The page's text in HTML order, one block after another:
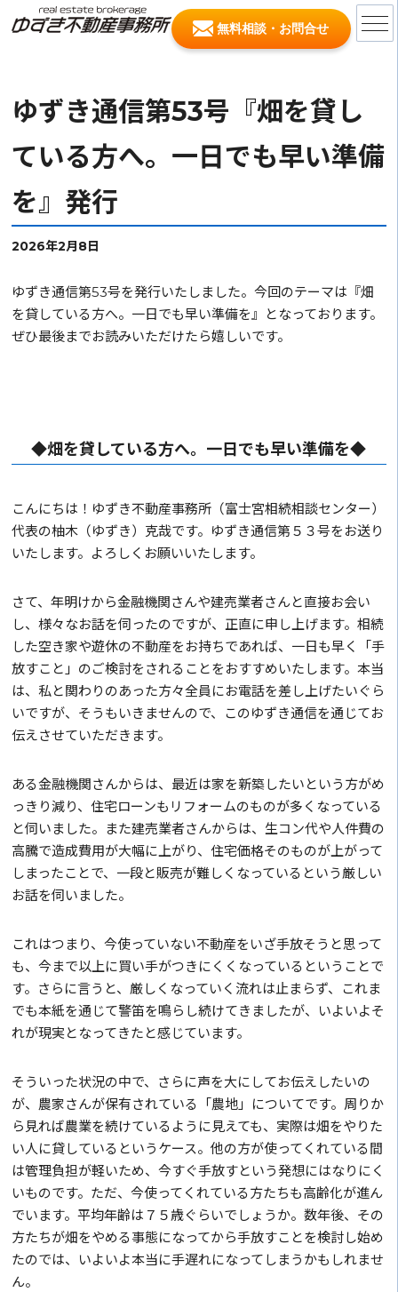
無料相談・お問合せ
ゆずき通信第53号『畑を貸し
ている方へ。一日でも早い準備
を』発行
2026年2月8日
ゆずき通信第53号を発行いたしました。今回のテーマは『畑
を貸している方へ。一日でも早い準備を』となっております。
ぜひ最後までお読みいただけたら嬉しいです。
◆畑を貸している方へ。一日でも早い準備を◆
こんにちは！ゆずき不動産事務所（富士宮相続相談センター）
代表の柚木（ゆずき）克哉です。ゆずき通信第５３号をお送り
いたします。よろしくお願いいたします。
さて、年明けから金融機関さんや建売業者さんと直接お会い
し、様々なお話を伺ったのですが、正直に申し上げます。相続
した空き家や遊休の不動産をお持ちであれば、一日も早く「手
放すこと」のご検討をされることをおすすめいたします。本当
は、私と関わりのあった方々全員にお電話を差し上げたいぐら
いですが、そうもいきませんので、このゆずき通信を通じてお
伝えさせていただきます。
ある金融機関さんからは、最近は家を新築したいという方がめ
っきり減り、住宅ローンもリフォームのものが多くなっている
と伺いました。また建売業者さんからは、生コン代や人件費の
高騰で造成費用が大幅に上がり、住宅価格そのものが上がって
しまったことで、一段と販売が難しくなっているという厳しい
お話を伺いました。
これはつまり、今使っていない不動産をいざ手放そうと思って
も、今まで以上に買い手がつきにくくなっているということで
す。さらに言うと、厳しくなっていく流れは止まらず、これま
でも本紙を通じて警笛を鳴らし続けてきましたが、いよいよそ
れが現実となってきたと感じています。
そういった状況の中で、さらに声を大にしてお伝えしたいの
が、農家さんが保有されている「農地」についてです。周りか
ら見れば農業を続けているように見えても、実際は畑をやりた
い人に貸しているというケース。他の方が使ってくれている間
は管理負担が軽いため、今すぐ手放すという発想にはなりにく
いものです。ただ、今使ってくれている方たちも高齢化が進ん
でいます。平均年齢は７５歳ぐらいでしょうか。数年後、その
方たちが畑をやめる事態になってから手放すことを検討し始め
たのでは、いよいよ本当に手遅れになってしまうかもしれませ
ん。